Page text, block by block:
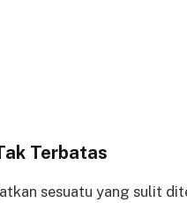
Terbatas
sesuatu yang sulit